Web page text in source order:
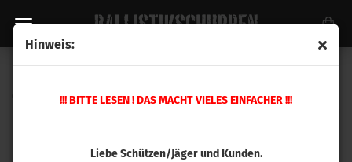
Hinweis:
!!! BITTE LESEN ! DAS MACHT VIELES EINFACHER !!!
Liebe Schützen/Jäger und Kunden.
390128)